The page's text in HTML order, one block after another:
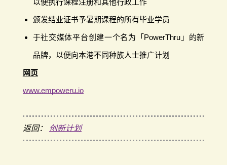
颁发结业证书予暑期课程的所有毕业学员
于社交媒体平台创建一个名为「PowerThru」的新
品牌，以便向本港不同种族人士推广计划
网页
www.empoweru.io
返回： 创新计划